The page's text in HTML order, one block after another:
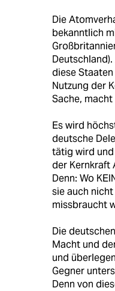
Die
bekanntlich
diese
Nutzung der
Sache,
Es wird
deutsche
tätig wird und
der Kernkraft
Denn: Wo
sie auch
missbraucht
Die
Macht und
und
Gegner
Denn von